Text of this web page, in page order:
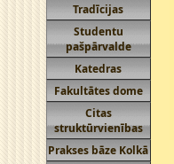
Tradīcijas
Studentu
pašpārvalde
Katedras
Fakultātes dome
Citas
struktūrvienības
Prakses bāze Kolkā